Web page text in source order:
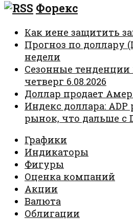
Форекс
Как иене защитить
Прогноз по доллару
недели
Сезонные тенденции
четверг 6.08.2026
Доллар продает
Индекс доллара: ADP
рынок, что дальше с
Графики
Индикаторы
Фигуры
Оценка компаний
Акции
Валюта
Облигации